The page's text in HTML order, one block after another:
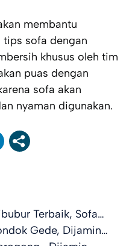
membantu
sofa dengan
khusus oleh tim
puas dengan
sofa akan
nyaman digunakan.
Terbaik, Sofa…
Gede, Dijamin…